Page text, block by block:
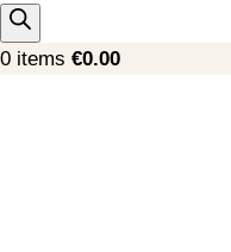
0 items €0.00